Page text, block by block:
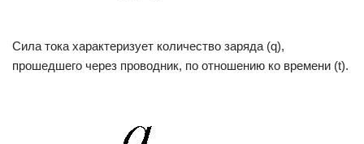
Сила тока характеризует количество заряда (q),
прошедшего через проводник, по отношению ко времени (t).